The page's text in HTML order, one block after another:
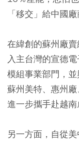
「移交」給中國廠
在緯創的蘇州廠
入主台灣的宣德
模組事業部門，
蘇州美特、惠州
進一步攜手赴越南
另一方面，自從